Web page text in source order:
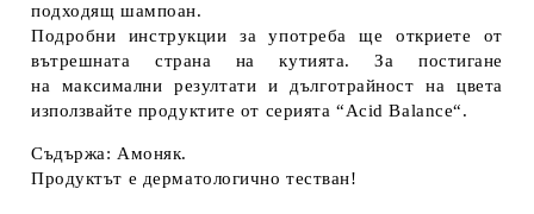
подходящ шампоан.
Подробни инструкции за употреба ще откриете от
вътрешната страна на кутията. За постигане
на максимални резултати и дълготрайност на цвета
използвайте продуктите от серията “Acid Balance“.
Съдържа: Амоняк.
Продуктът е дерматологично тестван!